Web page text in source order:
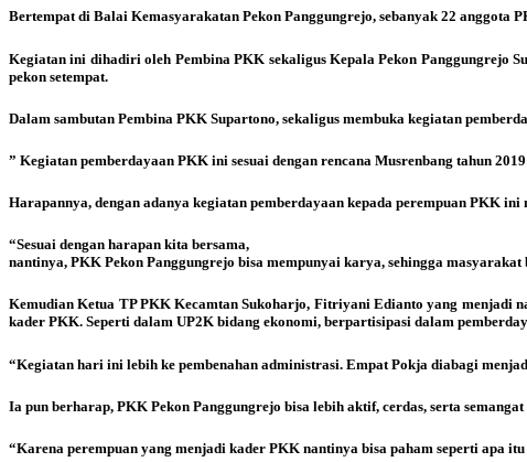
Bertempat di Balai Kemasyarakatan Pekon Panggungrejo, sebanyak 22 anggota
Kegiatan ini dihadiri oleh Pembina PKK sekaligus Kepala Pekon Panggungrejo
pekon setempat.
Dalam sambutan Pembina PKK Supartono, sekaligus membuka kegiatan
” Kegiatan pemberdayaan PKK ini sesuai dengan rencana Musrenbang tahun
Harapannya, dengan adanya kegiatan pemberdayaan kepada perempuan PKK
“Sesuai dengan harapan kita bersama,
nantinya, PKK Pekon Panggungrejo bisa mempunyai karya, sehingga
Kemudian Ketua TP PKK Kecamtan Sukoharjo, Fitriyani Edianto yang menjadi
kader PKK. Seperti dalam UP2K bidang ekonomi, berpartisipasi dalam
“Kegiatan hari ini lebih ke pembenahan administrasi. Empat Pokja diabagi
Ia pun berharap, PKK Pekon Panggungrejo bisa lebih aktif, cerdas, serta
“Karena perempuan yang menjadi kader PKK nantinya bisa paham seperti apa